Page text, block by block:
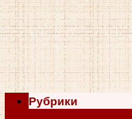
Рубрики